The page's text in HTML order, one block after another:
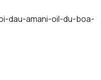
dau-amani-oil-du-boa-